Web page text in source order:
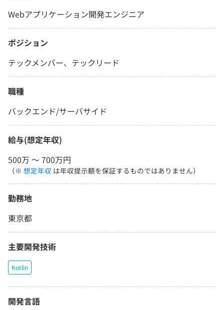
Webアプリケーション開発エンジニア
ポジション
テックメンバー、テックリード
職種
バックエンド/サーバサイド
給与(想定年収)
500万 〜 700万円
（※ 想定年収 は年収提示額を保証するものではありません）
勤務地
東京都
主要開発技術
Kotlin
開発言語